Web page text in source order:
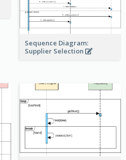
Sequence Diagram:
Supplier Selection